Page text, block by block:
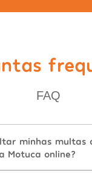
FAQ
minhas
Motuca online?